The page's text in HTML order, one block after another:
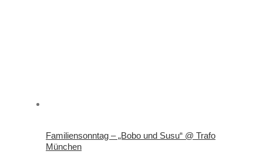
Familiensonntag – „Bobo und Susu“ @ Trafo
München